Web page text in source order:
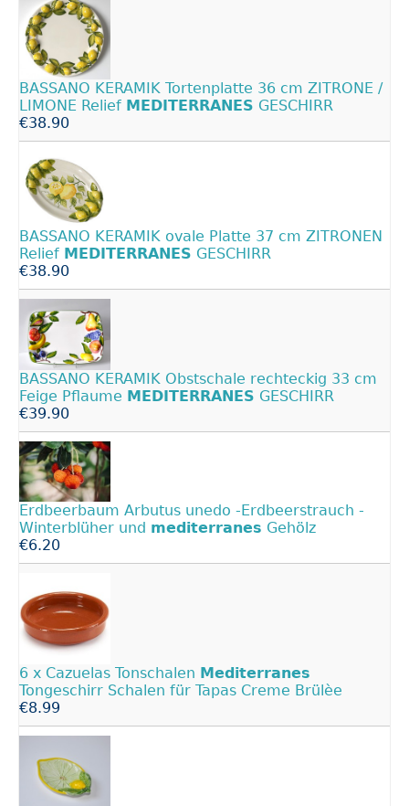
BASSANO KERAMIK Tortenplatte 36 cm ZITRONE /
LIMONE Relief MEDITERRANES GESCHIRR
€38.90
BASSANO KERAMIK ovale Platte 37 cm ZITRONEN
Relief MEDITERRANES GESCHIRR
€38.90
BASSANO KERAMIK Obstschale rechteckig 33 cm
Feige Pflaume MEDITERRANES GESCHIRR
€39.90
Erdbeerbaum Arbutus unedo -Erdbeerstrauch -
Winterblüher und mediterranes Gehölz
€6.20
6 x Cazuelas Tonschalen Mediterranes
Tongeschirr Schalen für Tapas Creme Brülèe
€8.99